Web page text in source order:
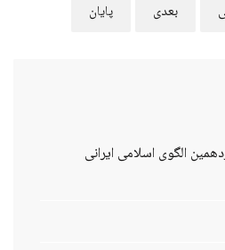
بعدی پایان
الگوی اسلامی ایرانی